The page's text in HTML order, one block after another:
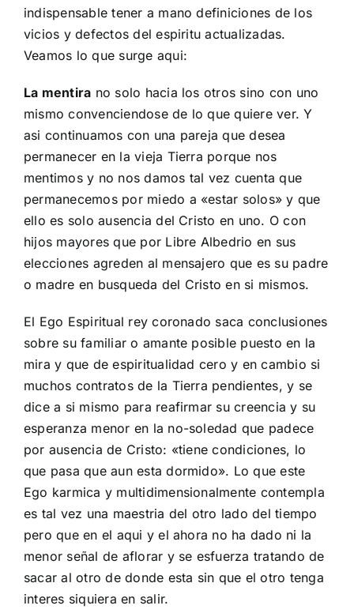
indispensable tener a mano definiciones de los
vicios y defectos del espiritu actualizadas.
Veamos lo que surge aqui:
La mentira no solo hacia los otros sino con uno
mismo convenciendose de lo que quiere ver. Y
asi continuamos con una pareja que desea
permanecer en la vieja Tierra porque nos
mentimos y no nos damos tal vez cuenta que
permanecemos por miedo a «estar solos» y que
ello es solo ausencia del Cristo en uno. O con
hijos mayores que por Libre Albedrio en sus
elecciones agreden al mensajero que es su padre
o madre en busqueda del Cristo en si mismos.
El Ego Espiritual rey coronado saca conclusiones
sobre su familiar o amante posible puesto en la
mira y que de espiritualidad cero y en cambio si
muchos contratos de la Tierra pendientes, y se
dice a si mismo para reafirmar su creencia y su
esperanza menor en la no-soledad que padece
por ausencia de Cristo: «tiene condiciones, lo
que pasa que aun esta dormido». Lo que este
Ego karmica y multidimensionalmente contempla
es tal vez una maestria del otro lado del tiempo
pero que en el aqui y el ahora no ha dado ni la
menor señal de aflorar y se esfuerza tratando de
sacar al otro de donde esta sin que el otro tenga
interes siquiera en salir.